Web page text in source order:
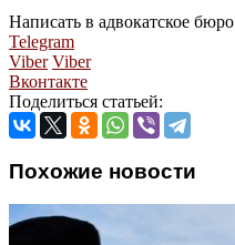
Написать в адвокатское бюро
Telegram
Viber Viber
Вконтакте
Поделиться статьей:
Похожие новости